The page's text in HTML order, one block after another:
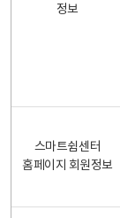
정보
스마트쉼센터
홈페이지 회원정보